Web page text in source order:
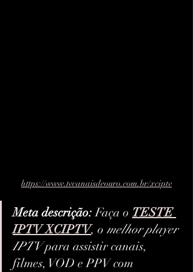
https://www.tvcanaisdeouro.com.br/xciptv
Meta descrição: Faça o TESTE
IPTV XCIPTV, o melhor player
IPTV para assistir canais,
filmes, VOD e PPV com